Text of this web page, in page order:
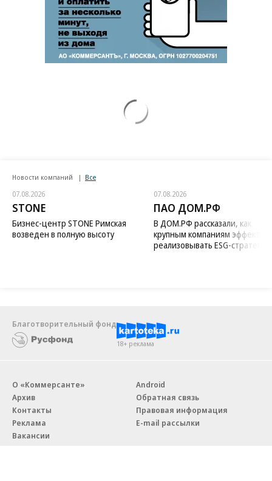
Новости компаний Все
07.08.2026
STONE
Бизнес-центр STONE Римская
возведен в полную высоту
07.08.2026
ПАО ДОМ.РФ
В ДОМ.РФ рассказали, как
крупным компаниям
реализовывать ESG-стратегию
Благотворительный фонд
18+ реклама
О «Коммерсанте»
Архив
Контакты
Реклама
Вакансии
Android
Обратная связь
Правовая информация
E-mail рассылки